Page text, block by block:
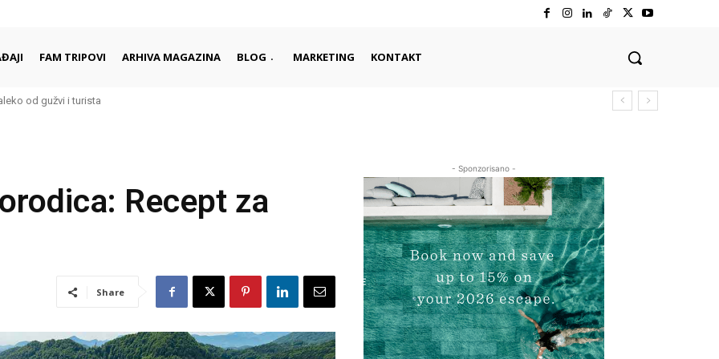
FAM TRIPOVI ARHIVA MAGAZINA BLOG MARKETING KONTAKT
i završavaju dan
od gužvi i turista
Recept za
Share
- Sponzorisano -